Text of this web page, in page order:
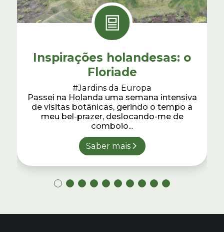
Inspirações holandesas: o
Floriade
#Jardins da Europa
Passei na Holanda uma semana intensiva
de visitas botânicas, gerindo o tempo a
meu bel-prazer, deslocando-me de
comboio...
Saber mais